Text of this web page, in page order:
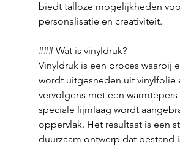
biedt talloze mogelijkheden
personalisatie en creativiteit.
### Wat is vinyldruk?
Vinyldruk is een proces waarbij
wordt uitgesneden uit vinylfolie
vervolgens met een
speciale lijmlaag wordt
oppervlak. Het resultaat is een
duurzaam ontwerp dat bestand